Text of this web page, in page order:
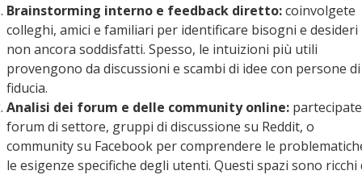
Brainstorming interno e feedback diretto:coinvolgete
colleghi, amici e familiari per identificare bisogni e desideri
non ancora soddisfatti. Spesso, le intuizioni più utili
provengono da discussioni e scambi di idee con persone di
fiducia.
Analisi dei forum e delle community online:
forum di settore, gruppi di discussione su Reddit, o
community su Facebook per comprendere le
le esigenze specifiche degli utenti. Questi spazi sono ricchi